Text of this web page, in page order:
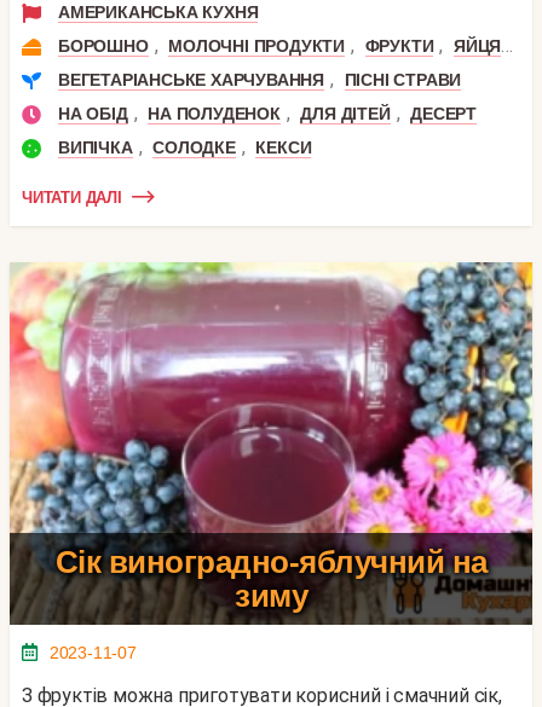
АМЕРИКАНСЬКА КУХНЯ
БОРОШНО , МОЛОЧНІ ПРОДУКТИ , ФРУКТИ , ЯЙЦЯ ,
ВЕГЕТАРІАНСЬКЕ ХАРЧУВАННЯ ,
ПІСНІ СТРАВИ
НА ОБІД , НА ПОЛУДЕНОК , ДЛЯ ДІТЕЙ , ДЕСЕРТ
ВИПІЧКА , СОЛОДКЕ , КЕКСИ
ЧИТАТИ ДАЛІ
Сік виноградно-яблучний на
зиму
2023-11-07
З фруктів можна приготувати корисний і смачний сік,